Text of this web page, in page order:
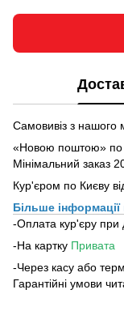
Самовивіз з нашого
«Новою поштою» по
Мінімальний заказ
Кур'єром по Києву
Більше
-Оплата кур'єру при
-На картку Привата
-Через касу або
Гарантійні умови